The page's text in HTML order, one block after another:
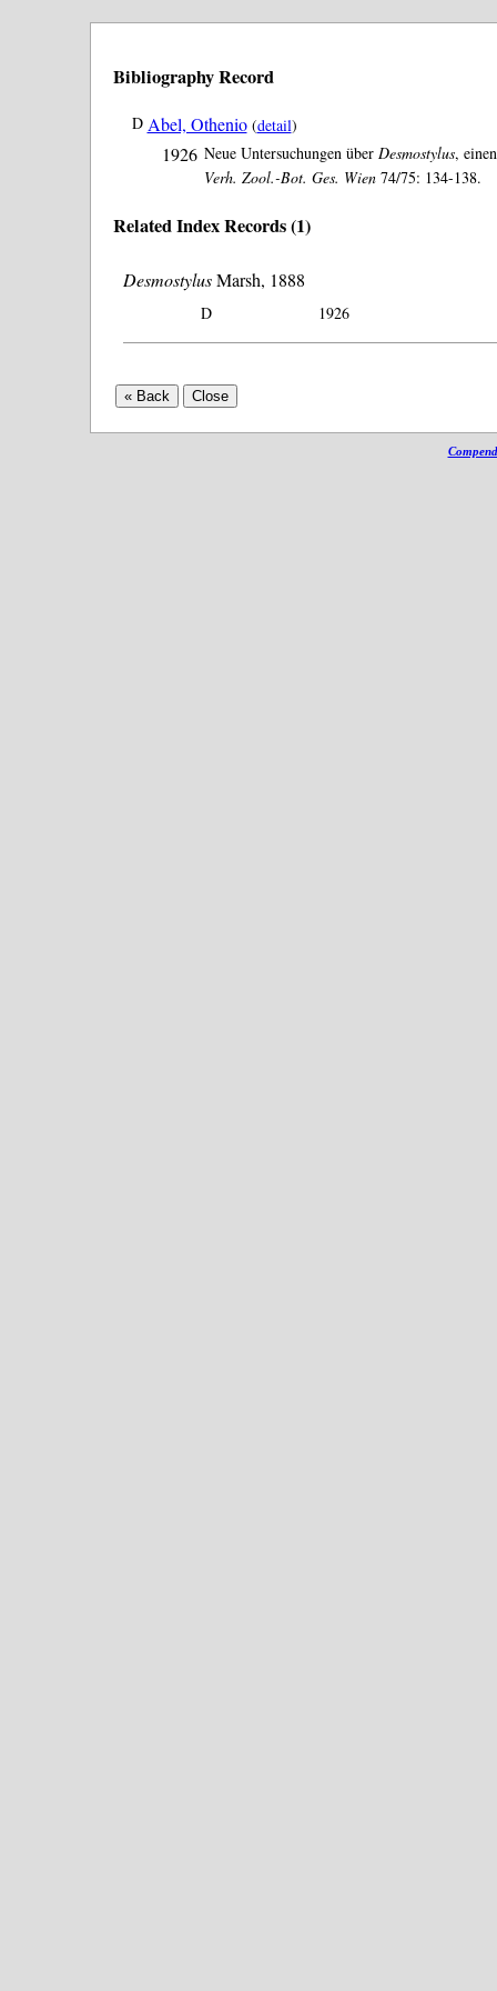
Bibliography Record
D Abel, Othenio (detail)
1926 Neue Untersuchungen über Desmostylus,
Verh. Zool.-Bot. Ges. Wien74/75: 134-138.
Related Index Records (1)
DesmostylusMarsh, 1888
D 1926